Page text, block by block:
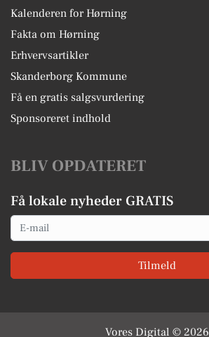
Kalenderen for Hørning
Fakta om Hørning
Erhvervsartikler
Skanderborg Kommune
Få en gratis salgsvurdering
Sponsoreret indhold
BLIV OPDATERET
Få lokale nyheder GRATIS
Email
Tilmeld
Vores Digital © 2026